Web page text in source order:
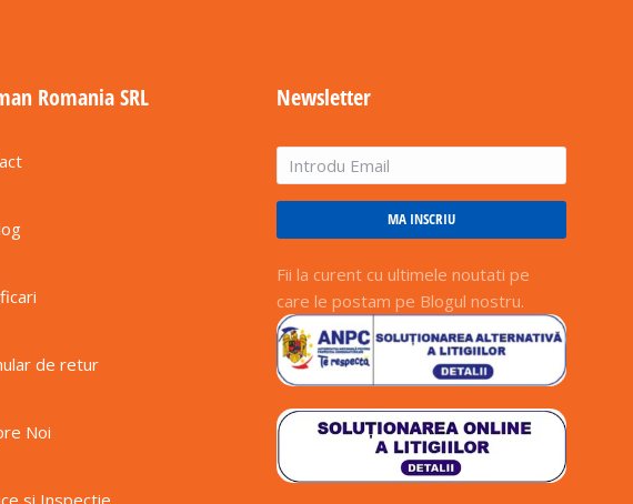
Romania SRL
de retur
Noi
si Inspectie
Newsletter
MA INSCRIU
Fii la curent cu ultimele noutati pe
care le postam pe Blogul nostru.